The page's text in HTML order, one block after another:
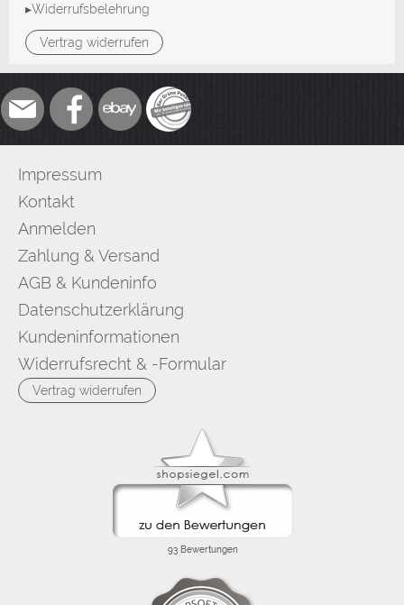
▸Widerrufsbelehrung
Vertrag widerrufen
Impressum
Kontakt
Anmelden
Zahlung & Versand
AGB & Kundeninfo
Datenschutzerklärung
Kundeninformationen
Widerrufsrecht & -Formular
Vertrag widerrufen